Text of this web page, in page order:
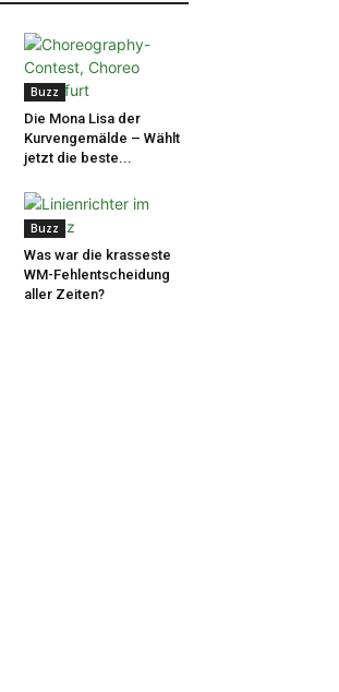
Buzz
Die Mona Lisa der
Kurvengemälde – Wählt
jetzt die beste...
Buzz
Was war die krasseste
WM-Fehlentscheidung
aller Zeiten?